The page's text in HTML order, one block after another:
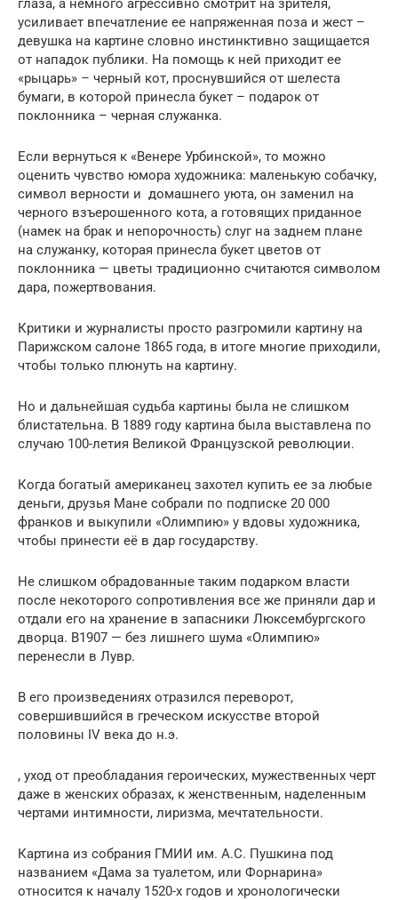
глаза, а немного агрессивно смотрит на зрителя,
усиливает впечатление ее напряженная поза и жест –
девушка на картине словно инстинктивно защищается
от нападок публики. На помощь к ней приходит ее
«рыцарь» – черный кот, проснувшийся от шелеста
бумаги, в которой принесла букет – подарок от
поклонника – черная служанка.
Если вернуться к «Венере Урбинской», то можно
оценить чувство юмора художника: маленькую собачку,
символ верности и домашнего уюта, он заменил на
черного взъерошенного кота, а готовящих приданное
(намек на брак и непорочность) слуг на заднем плане
на служанку, которая принесла букет цветов от
поклонника — цветы традиционно считаются символом
дара, пожертвования.
Критики и журналисты просто разгромили картину на
Парижском салоне 1865 года, в итоге многие приходили,
чтобы только плюнуть на картину.
Но и дальнейшая судьба картины была не слишком
блистательна. В 1889 году картина была выставлена по
случаю 100-летия Великой Французской революции.
Когда богатый американец захотел купить ее за любые
деньги, друзья Мане собрали по подписке 20 000
франков и выкупили «Олимпию» у вдовы художника,
чтобы принести её в дар государству.
Не слишком обрадованные таким подарком власти
после некоторого сопротивления все же приняли дар и
отдали его на хранение в запасники Люксембургского
дворца. В1907 — без лишнего шума «Олимпию»
перенесли в Лувр.
В его произведениях отразился переворот,
совершившийся в греческом искусстве второй
половины IV века до н.э.
, уход от преобладания героических, мужественных черт
даже в женских образах, к женственным, наделенным
чертами интимности, лиризма, мечтательности.
Картина из собрания ГМИИ им. А.С. Пушкина под
названием «Дама за туалетом, или Форнарина»
относится к началу 1520-х годов и хронологически